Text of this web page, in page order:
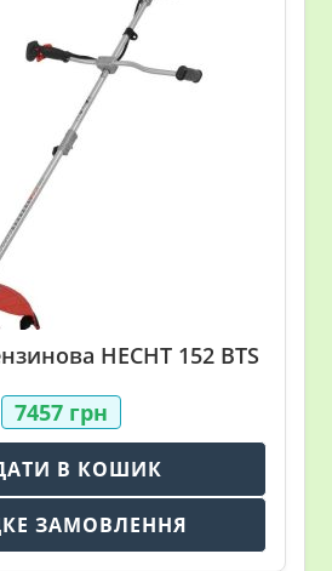
HECHT 152 BTS
7457 грн
В КОШИК
ЗАМОВЛЕННЯ